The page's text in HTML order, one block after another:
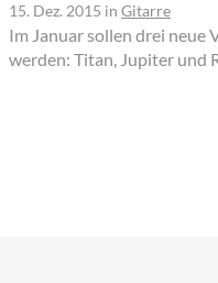
15. Dez. 2015 in Gitarre
Im Januar sollen drei
werden: Titan, Jupiter und